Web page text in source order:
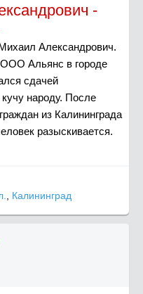
-
Александрович.
Альянс в городе
сдачей
народу. После
из Калининграда
разыскивается.
Калининград